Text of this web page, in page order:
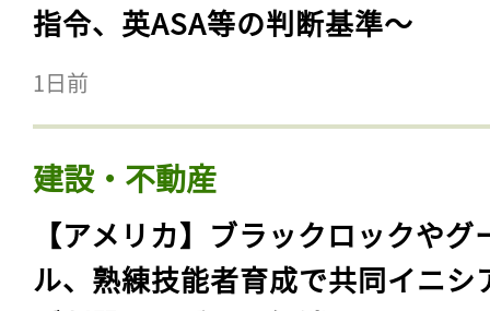
指令、英ASA等の判断基準〜
1日前
建設・不動産
【アメリカ】ブラックロックやグ
ル、熟練技能者育成で共同イニシ